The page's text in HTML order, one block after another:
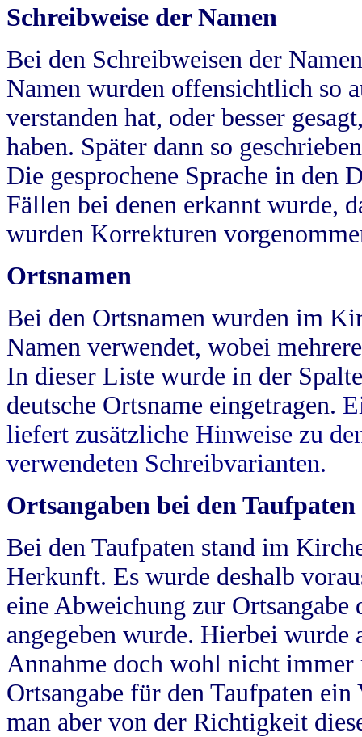
Schreibweise der Namen
Bei den Schreibweisen der
Namen wurden offensichtlich so
verstanden hat, oder besser
haben. Später dann so
Die gesprochene Sprache in
Fällen bei denen erkannt wurde,
wurden Korrekturen
Ortsnamen
Bei den Ortsnamen wurden im
Namen verwendet, wobei
In dieser Liste wurde in der
deutsche Ortsname eingetragen.
liefert zusätzliche Hinweise zu
verwendeten Schreibvarianten.
Ortsangaben bei den Taufpaten
Bei den Taufpaten stand im
Herkunft. Es wurde deshalb
eine Abweichung zur
angegeben wurde. Hierbei wurde
Annahme doch wohl nicht
Ortsangabe für den Taufpaten
man aber von der Richtigkeit